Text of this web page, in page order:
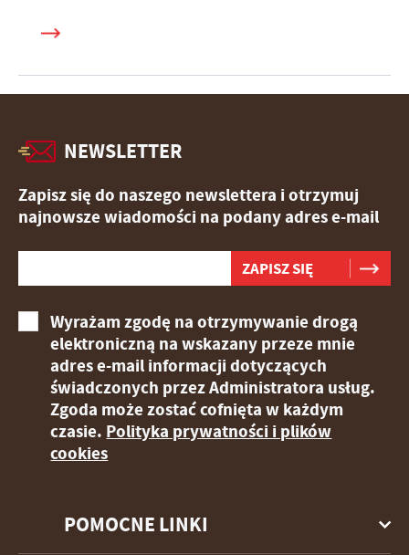
POMOCNE LINKI
NEWSLETTER
Zapisz się do naszego newslettera i otrzymuj
najnowsze wiadomości na podany adres e-mail
Wyrażam zgodę na otrzymywanie drogą
elektroniczną na wskazany przeze mnie
adres e-mail informacji dotyczących
świadczonych przez Administratora usług.
Zgoda może zostać cofnięta w każdym
czasie. Polityka prywatności i plików
cookies